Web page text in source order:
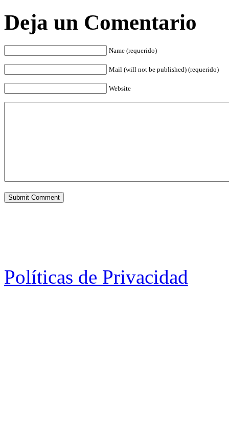
Deja un Comentario
Name (requerido)
Mail (will not be published) (requerido)
Website
Políticas de Privacidad